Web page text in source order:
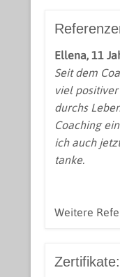
Ellena, 11
Seit dem
viel
durchs
Coaching
ich auch
tanke.
Weitere
Zertifikate: